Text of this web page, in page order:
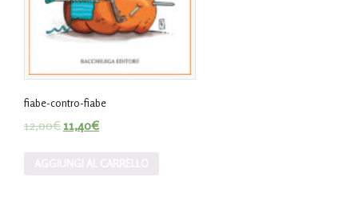
fiabe-contro-fiabe
12,00€11,40€